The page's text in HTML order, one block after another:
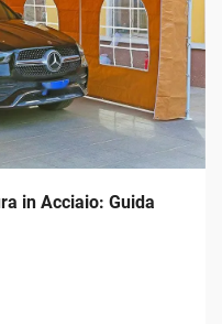
in Acciaio: Guida